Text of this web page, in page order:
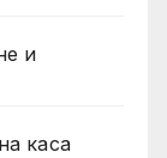
и
каса